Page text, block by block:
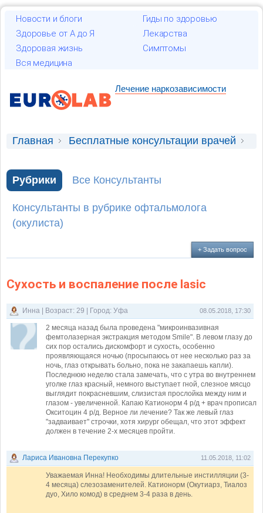
Новости и блоги
Гиды по здоровью
Здоровье от А до Я
Лекарства
Здоровая жизнь
Симптомы
Вся медицина
Лечение наркозависимости
Главная
Бесплатные консультации врачей
Сухость и воспаление после lasic
Рубрики Все Консультанты
Консультанты в рубрике офтальмолога
(окулиста)
+ Задать вопрос
Сухость и воспаление после lasic
08.05.2018, 17:30
Инна | Возраст: 29 | Город: Уфа
2 месяца назад была проведена "микроинвазивная
фемтолазерная экстракция методом Smile". В левом глазу до
сих пор остались дискомфорт и сухость, особенно
проявляющаяся ночью (просыпаюсь от нее несколько раз за
ночь, глаз открывать больно, пока не закапаешь капли).
Последнюю неделю стала замечать, что с утра во внутреннем
уголке глаз красный, немного выступает гной, слезное мясцо
выглядит покрасневшим, слизистая прослойка между ним и
глазом - увеличенной. Капаю Катионорм 4 р/д + врач прописал
Окситоцин 4 р/д. Верное ли лечение? Так же левый глаз
"задваивает" строчки, хотя хирург обещал, что этот эффект
должен в течение 2-х месяцев пройти.
11.05.2018, 11:02
Лариса Ивановна Перекупко
Уважаемая Инна! Необходимы длительные инстилляции (3-
4 месяца) слезозаменителей. Катионорм (Окутиарз, Тиалоз
дуо, Хило комод) в среднем 3-4 раза в день.